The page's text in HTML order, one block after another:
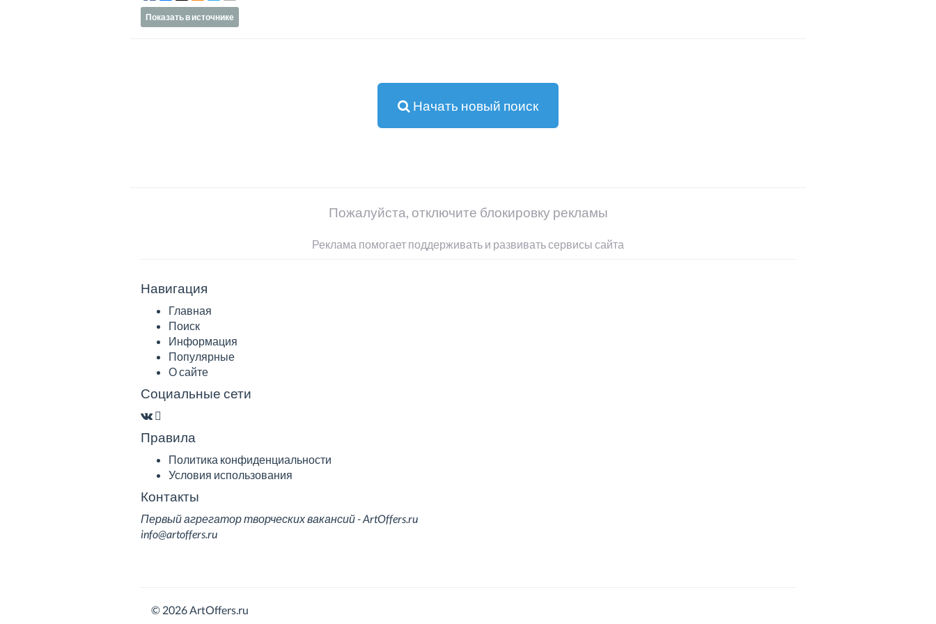
Показать в источнике
Начать новый поиск
Пожалуйста, отключите блокировку рекламы
Реклама помогает поддерживать и развивать сервисы сайта
Навигация
Главная
Поиск
Информация
Популярные
О сайте
Социальные сети
Правила
Политика конфиденциальности
Условия использования
Контакты
Первый агрегатор творческих вакансий - ArtOffers.ru
info@artoffers.ru
© 2026 ArtOffers.ru